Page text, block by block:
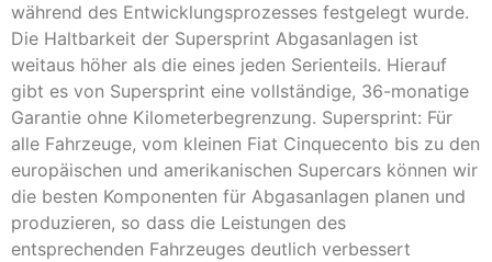
während des Entwicklungsprozesses festgelegt wurde.
Die Haltbarkeit der Supersprint Abgasanlagen ist
weitaus höher als die eines jeden Serienteils. Hierauf
gibt es von Supersprint eine vollständige, 36-monatige
Garantie ohne Kilometerbegrenzung. Supersprint: Für
alle Fahrzeuge, vom kleinen Fiat Cinquecento bis zu den
europäischen und amerikanischen Supercars können wir
die besten Komponenten für Abgasanlagen planen und
produzieren, so dass die Leistungen des
entsprechenden Fahrzeuges deutlich verbessert